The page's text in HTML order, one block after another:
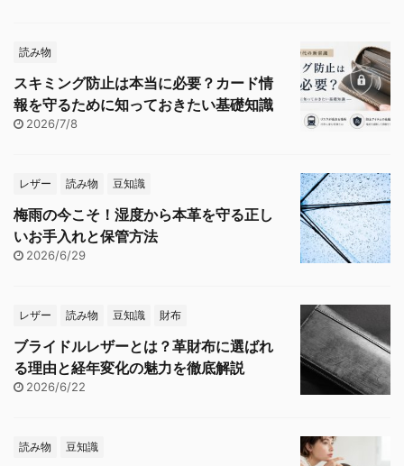
読み物
スキミング防止は本当に必要？カード情
報を守るために知っておきたい基礎知識
2026/7/8
レザー 読み物 豆知識
梅雨の今こそ！湿度から本革を守る正し
いお手入れと保管方法
2026/6/29
レザー 読み物 豆知識 財布
ブライドルレザーとは？革財布に選ばれ
る理由と経年変化の魅力を徹底解説
2026/6/22
読み物 豆知識